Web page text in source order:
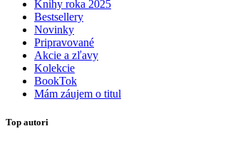
Knihy roka 2025
Bestsellery
Novinky
Pripravované
Akcie a zľavy
Kolekcie
BookTok
Mám záujem o titul
Top autori